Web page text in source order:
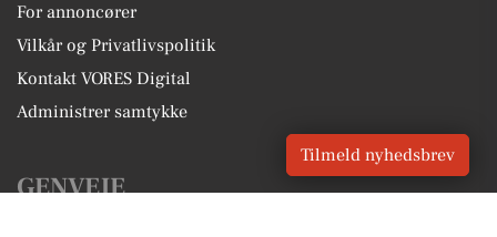
For annoncører
Vilkår og Privatlivspolitik
Kontakt VORES Digital
Administrer samtykke
GENVEJE
Tilmeld nyhedsbrev